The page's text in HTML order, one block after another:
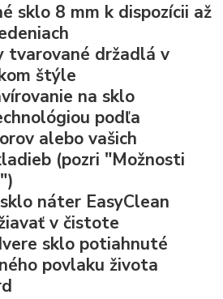
sklo 8 mm k dispozícii až
tvarované držadlá v
štýle
na sklo
podľa
alebo vašich
(pozri "Možnosti
sklo náter EasyClean
v čistote
sklo potiahnuté
povlaku života